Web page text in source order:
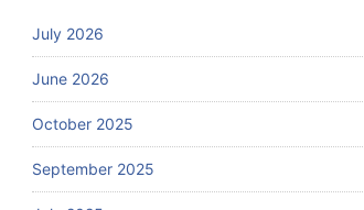
July 2026
June 2026
October 2025
September 2025